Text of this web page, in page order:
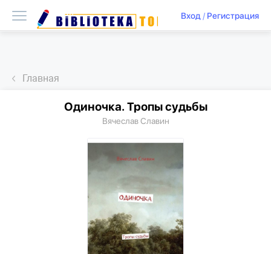
Вход/ Регистрация
Главная
Одиночка. Тропы судьбы
Вячеслав Славин